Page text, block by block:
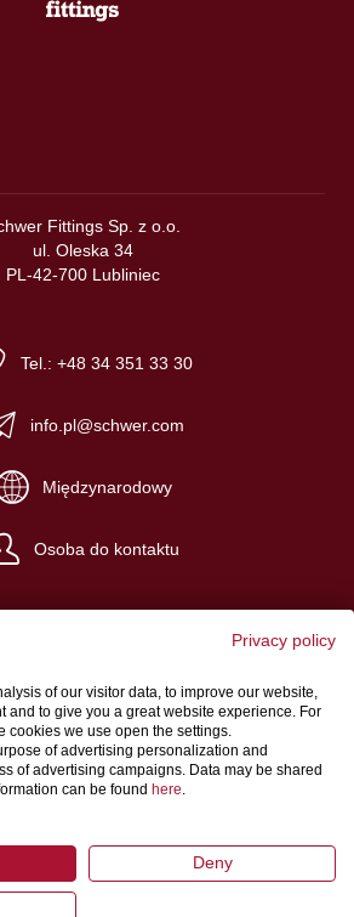
Fittings Sp. z o.o.
ul. Oleska 34
PL-42-700 Lubliniec
Tel.: +48 34 351 33 30
info.pl@schwer.com
Międzynarodowy
Osoba do kontaktu
redakcyjna
warunki handlowe
prywatności
Privacy policy
of our visitor data, to improve our website,
and to give you a great website experience. For
cookies we use open the settings.
of advertising personalization and
of advertising campaigns. Data may be shared
can be found here.
Deny